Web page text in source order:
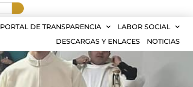
PORTAL DE TRANSPARENCIA
LABOR SOCIAL
DESCARGAS Y ENLACES
NOTICIAS